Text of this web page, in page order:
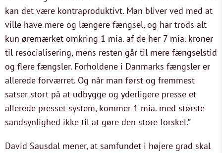
kan det være kontraproduktivt. Man bliver ved med at
ville have mere og længere fængsel, og har trods alt
kun øremærket omkring 1 mia. af de her 7 mia. kroner
til resocialisering, mens resten går til mere fængselstid
og flere fængsler. Forholdene i Danmarks fængsler er
allerede forværret. Og når man først og fremmest
satser stort på at udbygge og yderligere presse et
allerede presset system, kommer 1 mia. med største
sandsynlighed ikke til at gøre den store forskel.”
David Sausdal mener, at samfundet i højere grad skal